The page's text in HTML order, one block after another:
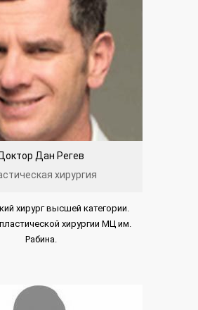
Дан Регев
хирургия
хирург высшей категории.
хирургии МЦ им.
Рабина.